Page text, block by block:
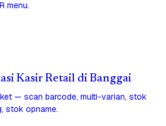
menu.
Kasir Retail di Banggai
— scan barcode, multi-varian, stok
stok opname.